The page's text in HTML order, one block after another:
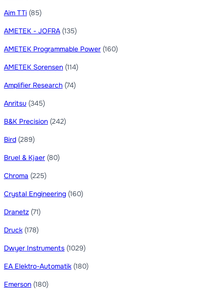
Aim TTi (85)
AMETEK - JOFRA (135)
AMETEK Programmable Power (160)
AMETEK Sorensen (114)
Amplifier Research (74)
Anritsu (345)
B&K Precision (242)
Bird (289)
Bruel & Kjaer (80)
Chroma (225)
Crystal Engineering (160)
Dranetz (71)
Druck (178)
Dwyer Instruments (1029)
EA Elektro-Automatik (180)
Emerson (180)